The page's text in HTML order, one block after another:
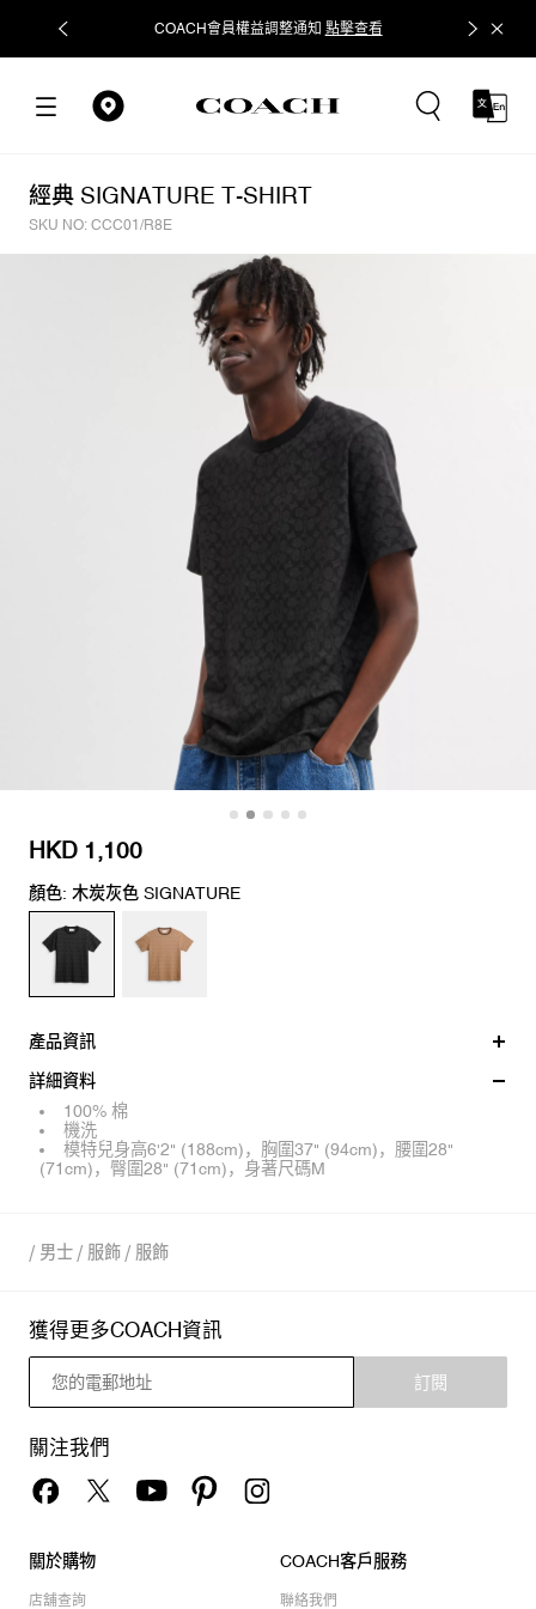
COACH會員權益調整通知 點擊查看 立即追蹤
經典 SIGNATURE T-SHIRT
SKU NO: CCC01/R8E
HKD 1,100
顏色: 木炭灰色 SIGNATURE
產品資訊
詳細資料
100% 棉
機洗
模特兒身高6'2" (188cm)，胸圍37" (94cm)，腰圍28"
(71cm)，臀圍28" (71cm)，身著尺碼M
/ 男士 / 服飾 / 服飾
獲得更多COACH資訊
訂閱
關注我們
關於購物
店舖查詢
COACH客戶服務
聯絡我們